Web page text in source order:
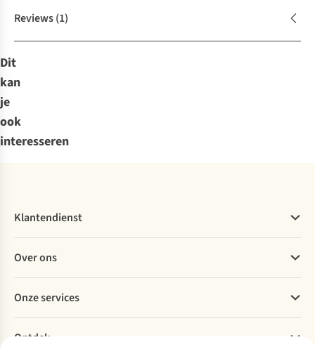
Reviews(1)
Dit
kan
je
ook
interesseren
Klantendienst
Bestellen
Betalen
Levering
Retourneren
Bestelling herroepen
Over ons
Explore More
Verantwoord ondernemen
Over Ayacucho
Onze services
Ontdek